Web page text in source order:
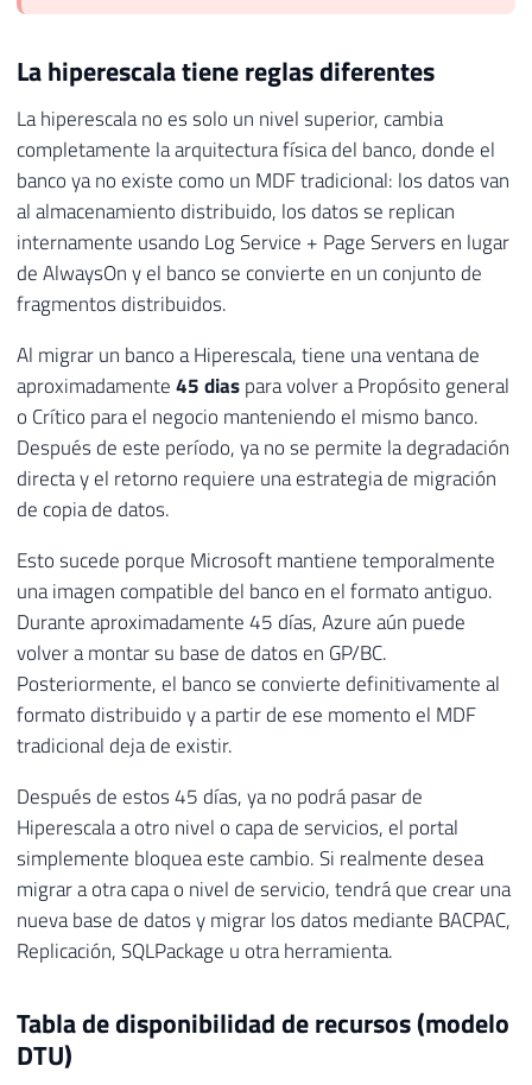
La hiperescala tiene reglas diferentes
La hiperescala no es solo un nivel superior, cambia
completamente la arquitectura física del banco, donde el
banco ya no existe como un MDF tradicional: los datos van
al almacenamiento distribuido, los datos se replican
internamente usando Log Service + Page Servers en lugar
de AlwaysOn y el banco se convierte en un conjunto de
fragmentos distribuidos.
Al migrar un banco a Hiperescala, tiene una ventana de
aproximadamente45 diaspara volver a Propósito general
o Crítico para el negocio manteniendo el mismo banco.
Después de este período, ya no se permite la degradación
directa y el retorno requiere una estrategia de migración
de copia de datos.
Esto sucede porque Microsoft mantiene temporalmente
una imagen compatible del banco en el formato antiguo.
Durante aproximadamente 45 días, Azure aún puede
volver a montar su base de datos en GP/BC.
Posteriormente, el banco se convierte definitivamente al
formato distribuido y a partir de ese momento el MDF
tradicional deja de existir.
Después de estos 45 días, ya no podrá pasar de
Hiperescala a otro nivel o capa de servicios, el portal
simplemente bloquea este cambio. Si realmente desea
migrar a otra capa o nivel de servicio, tendrá que crear una
nueva base de datos y migrar los datos mediante BACPAC,
Replicación, SQLPackage u otra herramienta.
Tabla de disponibilidad de recursos (modelo
DTU)